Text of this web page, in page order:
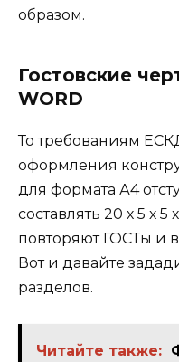
образом.
Гостовские
WORD
То требованиям
оформления
для формата А4
составлять 20 х 5 х
повторяют ГОСТы и
Вот и давайте
разделов.
Читайте также: